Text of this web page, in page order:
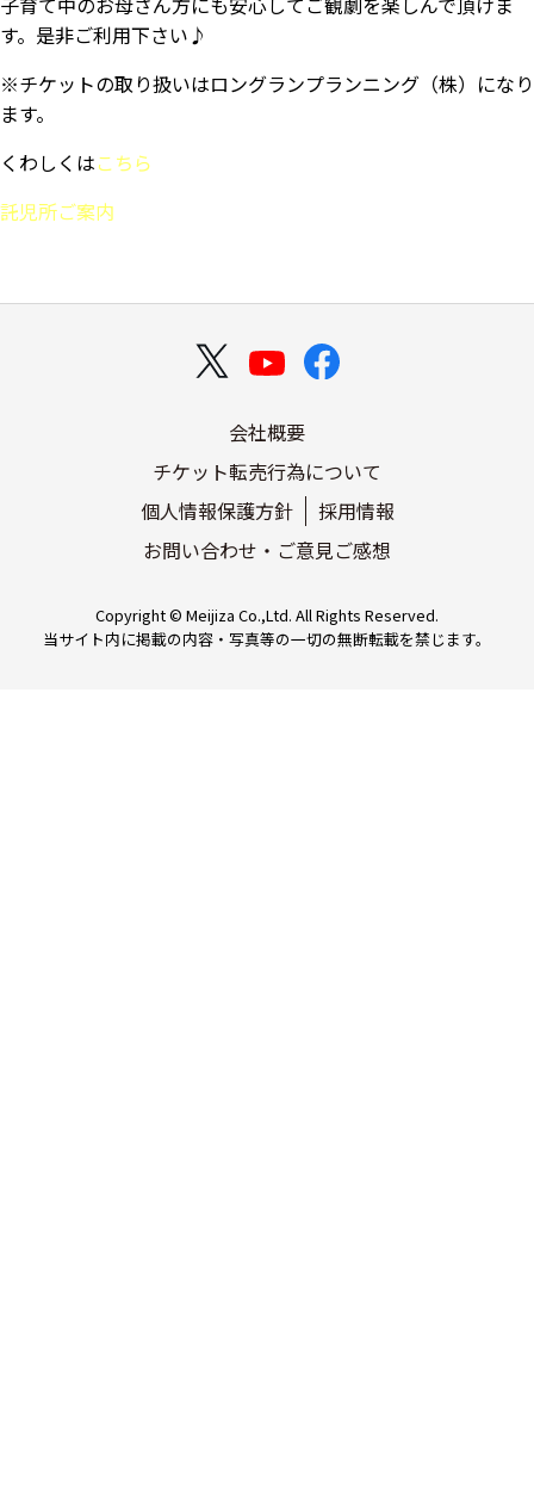
す。是非ご利用下さい♪
※チケットの取り扱いはロングランプランニング（株）になり
ます。
くわしくはこちら
託児所ご案内
会社概要
チケット転売行為について
個人情報保護方針
採用情報
お問い合わせ・ご意見ご感想
Copyright © Meijiza Co.,Ltd. All Rights Reserved.
当サイト内に掲載の内容・写真等の一切の無断転載を禁じます。